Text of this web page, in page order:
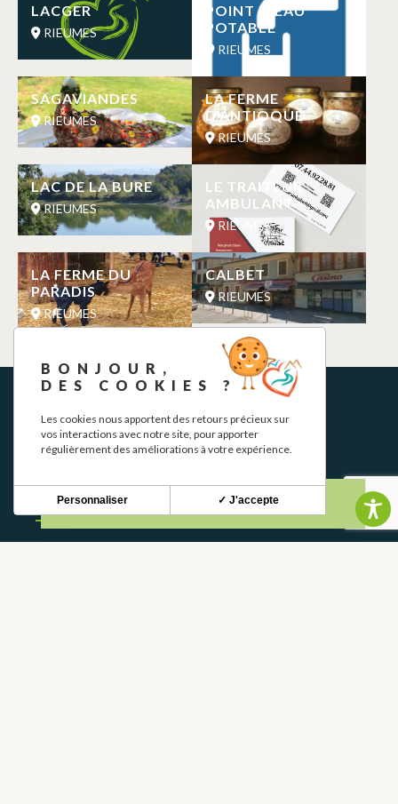
LACGER
RIEUMES
POINT D’EAU
POTABLE
RIEUMES
SAGAVIANDES
RIEUMES
LA FERME
D’ANTIOQUE
RIEUMES
LAC DE LA BURE
RIEUMES
LE TRAITEUR
AMBULANT
RIEUMES
LA FERME DU
PARADIS
RIEUMES
CALBET
RIEUMES
NEWSLETTER
BONJOUR,
DES COOKIES ?
Les cookies nous apportent des retours précieux sur
vos interactions avec notre site, pour apporter
régulièrement des améliorations à votre expérience.
✓ J'accepte
Personnaliser